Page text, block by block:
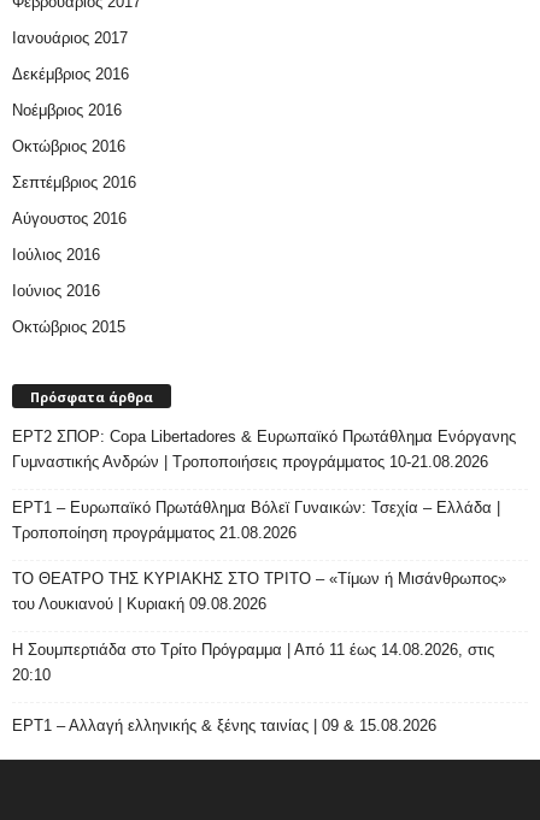
Ιανουάριος 2017
Δεκέμβριος 2016
Νοέμβριος 2016
Οκτώβριος 2016
Σεπτέμβριος 2016
Αύγουστος 2016
Ιούλιος 2016
Ιούνιος 2016
Οκτώβριος 2015
Πρόσφατα άρθρα
ΕΡΤ2 ΣΠΟΡ: Copa Libertadores & Ευρωπαϊκό Πρωτάθλημα Ενόργανης
Γυμναστικής Ανδρών | Τροποποιήσεις προγράμματος 10-21.08.2026
ΕΡΤ1 – Ευρωπαϊκό Πρωτάθλημα Βόλεϊ Γυναικών: Τσεχία – Ελλάδα |
Τροποποίηση προγράμματος 21.08.2026
ΤΟ ΘΕΑΤΡΟ ΤΗΣ ΚΥΡΙΑΚΗΣ ΣΤΟ ΤΡΙΤΟ – «Τίμων ή Μισάνθρωπος»
του Λουκιανού | Κυριακή 09.08.2026
H Σουμπερτιάδα στο Τρίτο Πρόγραμμα | Από 11 έως 14.08.2026, στις
20:10
ΕΡΤ1 – Αλλαγή ελληνικής & ξένης ταινίας | 09 & 15.08.2026